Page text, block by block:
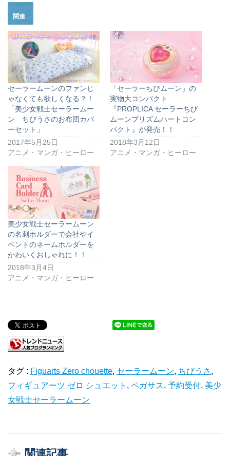
関連
セーラームーンのファンじ
ゃなくても欲しくなる？！
「美少女戦士セーラームー
ン ちびうさのお布団カバ
ーセット」
2017年5月25日
アニメ・マンガ・ヒーロー
「セーラーちびムーン」の
実物大コンパクト
『PROPLICA セーラーちび
ムーンプリズムハートコン
パクト』が発売！！
2018年3月12日
アニメ・マンガ・ヒーロー
美少女戦士セーラームーン
の名刺ホルダーで会社やイ
ベントのネームホルダーを
かわいくおしゃれに！！
2018年3月4日
アニメ・マンガ・ヒーロー
タグ : Figuarts Zero chouette, セーラームーン, ちびうさ ,
フィギュアーツ ゼロ シュエット , ペガサス, 予約受付, 美少
女戦士セーラームーン
関連記事